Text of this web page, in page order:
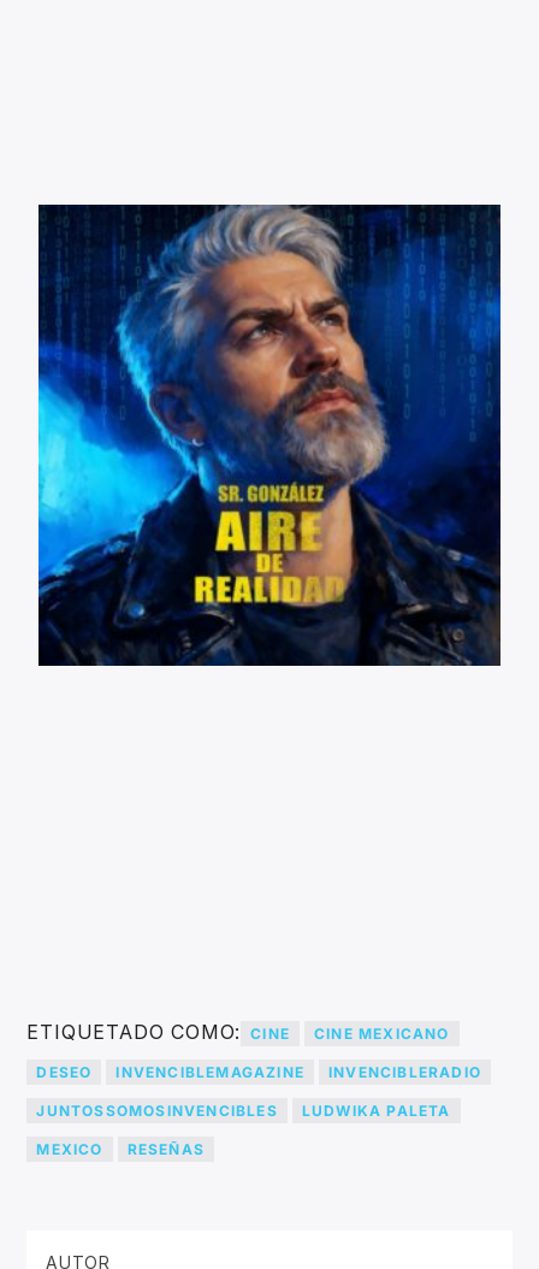
ETIQUETADO COMO: CINE CINE MEXICANO
DESEO INVENCIBLEMAGAZINE INVENCIBLERADIO
JUNTOSSOMOSINVENCIBLES LUDWIKA PALETA
MEXICO RESEÑAS
AUTOR